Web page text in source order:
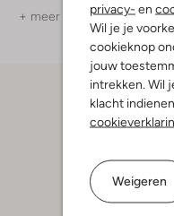
privacy- en
Wil je je
cookieknop
jouw
intrekken. Wil
klacht
Weigeren
+ meer kleuren